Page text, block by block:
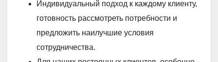
Индивидуальный подход к каждому клиенту,
готовность рассмотреть потребности и
предложить наилучшие условия
сотрудничества.